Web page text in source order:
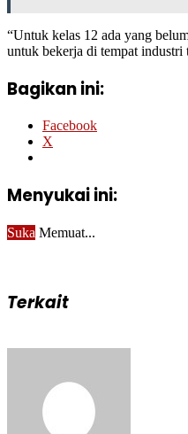
“Untuk kelas 12 ada yang
untuk bekerja di tempat industri
Bagikan ini:
Facebook
X
Menyukai ini:
Suka Memuat...
Terkait